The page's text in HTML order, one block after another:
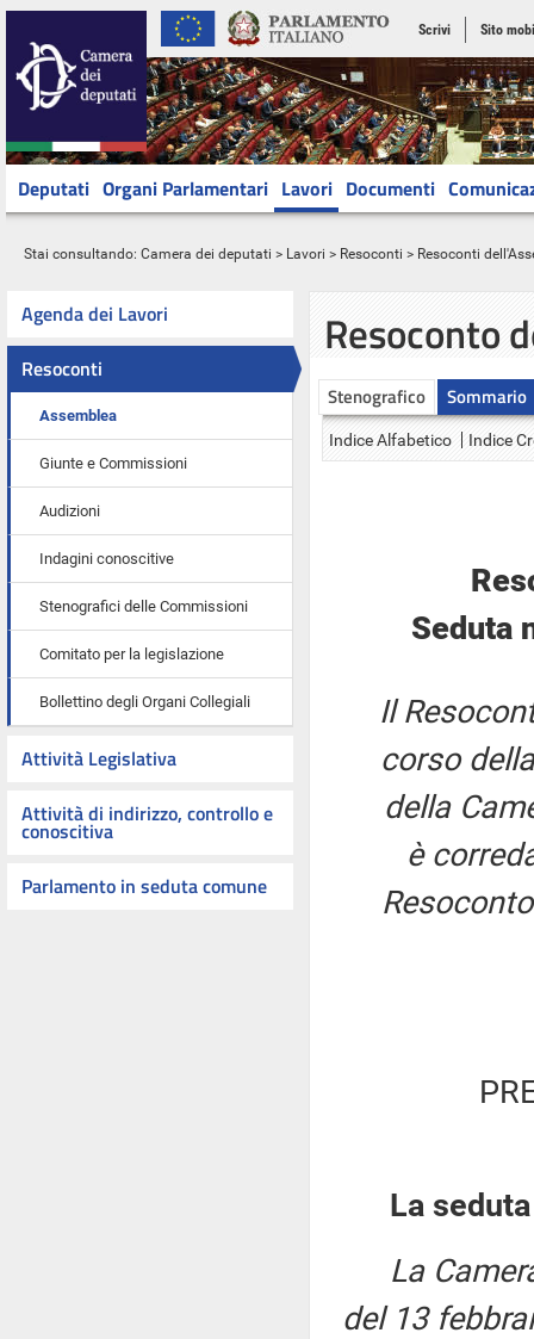
Scrivi Sito
Deputati Organi Parlamentari Lavori Documenti
Stai consultando: Camera dei deputati > Lavori > Resoconti > Resoconti
Agenda dei Lavori
Resoconti
Assemblea
Giunte e Commissioni
Audizioni
Indagini conoscitive
Stenografici delle Commissioni
Comitato per la legislazione
Bollettino degli Organi Collegiali
Attività Legislativa
Attività di indirizzo, controllo e
conoscitiva
Parlamento in seduta comune
Resoconto
Stenografico Sommario
Indice Alfabetico Indice
Seduta
Il
corso
della
è
La
La
del 13